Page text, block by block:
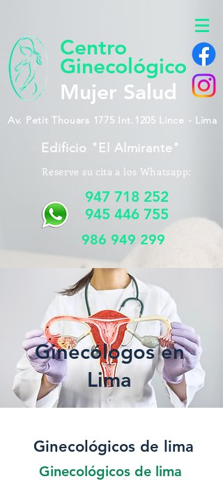
Centro
Ginecológico
Mujer Salud
Av. Petit Thouars 1775 Int.1205 Lince - Lima
Edificio "El Almirante"
Reserve su cita a los Whatsapp:
947 718 252
945 446 755
986 949 299
Ginecólogos en
Lima
Ginecológicos de lima
Ginecológicos de lima